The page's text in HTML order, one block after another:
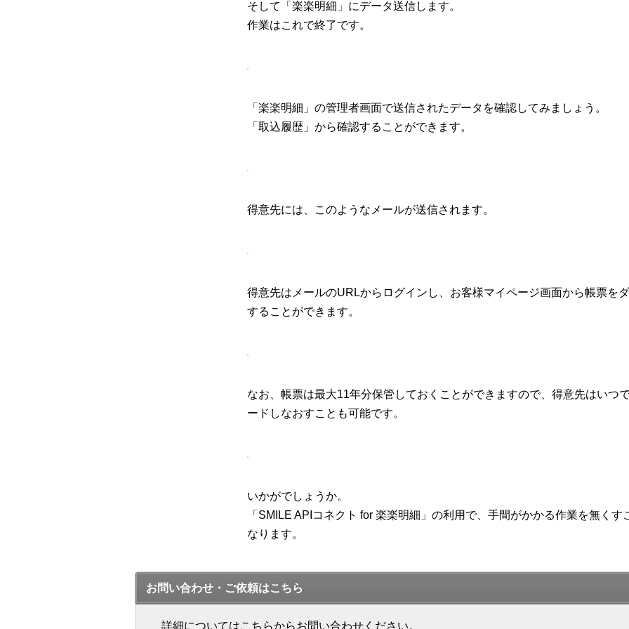
そして「楽楽明細」にデータ送信します。
作業はこれで終了です。
「楽楽明細」の管理者画面で送信されたデータを確認してみましょう。
「取込履歴」から確認することができます。
得意先には、このようなメールが送信されます。
得意先はメールのURLからログインし、お客様マイページ画面から帳票を
することができます。
なお、帳票は最大11年分保管しておくことができますので、得意先はいつ
ードしなおすことも可能です。
いかがでしょうか。
「SMILE APIコネクト for 楽楽明細」の利用で、手間がかかる作業を無くす
なります。
お問い合わせ・ご依頼はこちら
詳細についてはこちらからお問い合わせください。